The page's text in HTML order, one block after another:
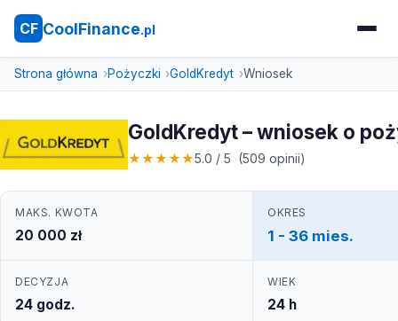
CF CoolFinance.pl
Strona główna Pożyczki GoldKredyt Wniosek
GoldKredyt – wniosek o
★★★★★5.0 / 5 (509 opinii)
MAKS. KWOTA
20 000 zł
OKRES
1 - 36 mies.
DECYZJA
24 godz.
WIEK
24 h